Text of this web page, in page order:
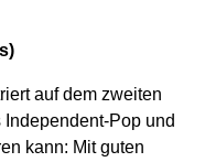
auf dem zweiten
Pop und
kann: Mit guten